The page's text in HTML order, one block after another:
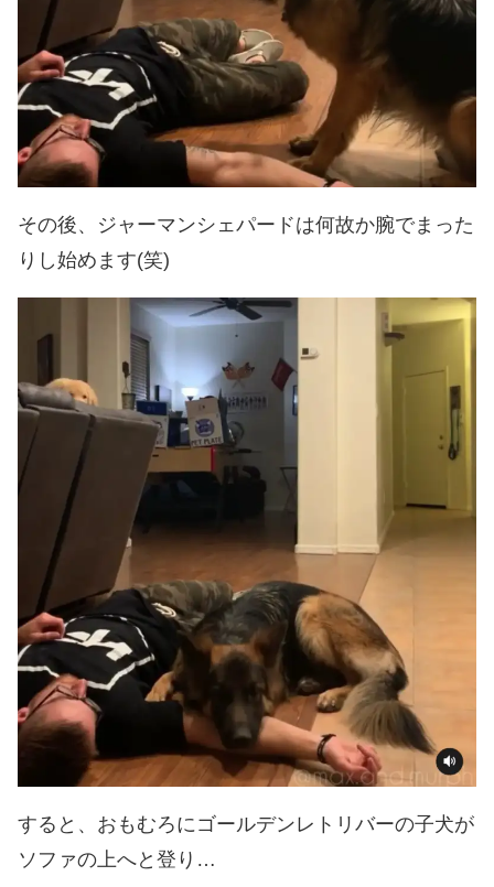
その後、ジャーマンシェパードは何故か腕でまった
りし始めます(笑)
すると、おもむろにゴールデンレトリバーの子犬が
ソファの上へと登り…